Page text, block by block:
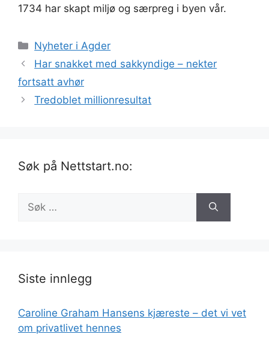
1734 har skapt miljø og særpreg i byen vår.
Kategorier
Nyheter i Agder
Har snakket med sakkyndige – nekter
fortsatt avhør
Tredoblet millionresultat
Søk på Nettstart.no:
etter:
Siste innlegg
Caroline Graham Hansens kjæreste – det vi vet
om privatlivet hennes